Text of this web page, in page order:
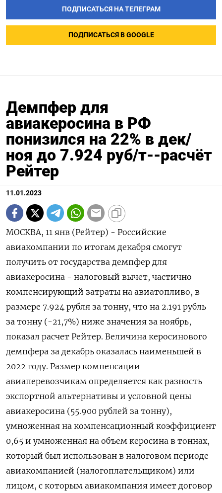
ПОДПИСАТЬСЯ НА ТЕЛЕГРАМ
ПОДПИСАТЬСЯ В GOOGLE
Демпфер для
авиакеросина в РФ
понизился на 22% в дек/
ноя до 7.924 руб/т--расчёт
Рейтер
11.01.2023
МОСКВА, 11 янв (Рейтер) - Российские
авиакомпании по итогам декабря смогут
получить от государства демпфер для
авиакеросина - налоговый вычет, частично
компенсирующий затраты на авиатопливо, в
размере 7.924 рубля за тонну, что на 2.191 рубль
за тонну (-21,7%) ниже значения за ноябрь,
показал расчет Рейтер. Величина керосинового
демпфера за декабрь оказалась наименьшей в
2022 году. Размер компенсации
авиаперевозчикам определяется как разность
экспортной альтернативы и условной цены
авиакеросина (55.900 рублей за тонну),
умноженная на компенсационный коэффициент
0,65 и умноженная на объем керосина в тоннах,
который был использован в налоговом периоде
авиакомпанией (налогоплательщиком) или
лицом, с которым авиакомпания имеет договор